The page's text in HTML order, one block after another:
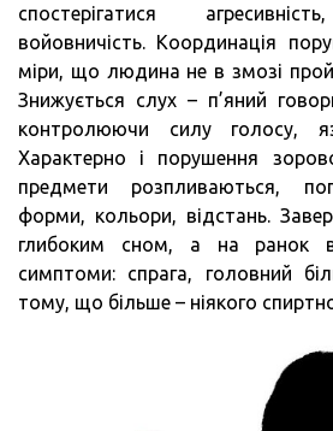
спостерігатися
войовничість. Координація
міри, що людина не в змозі
Знижується слух – п’яний
контролюючи силу голосу,
Характерно і порушення
предмети розпливаються,
форми, кольори, відстань.
глибоким сном, а на ранок
симптоми: спрага, головний
тому, що більше – ніякого